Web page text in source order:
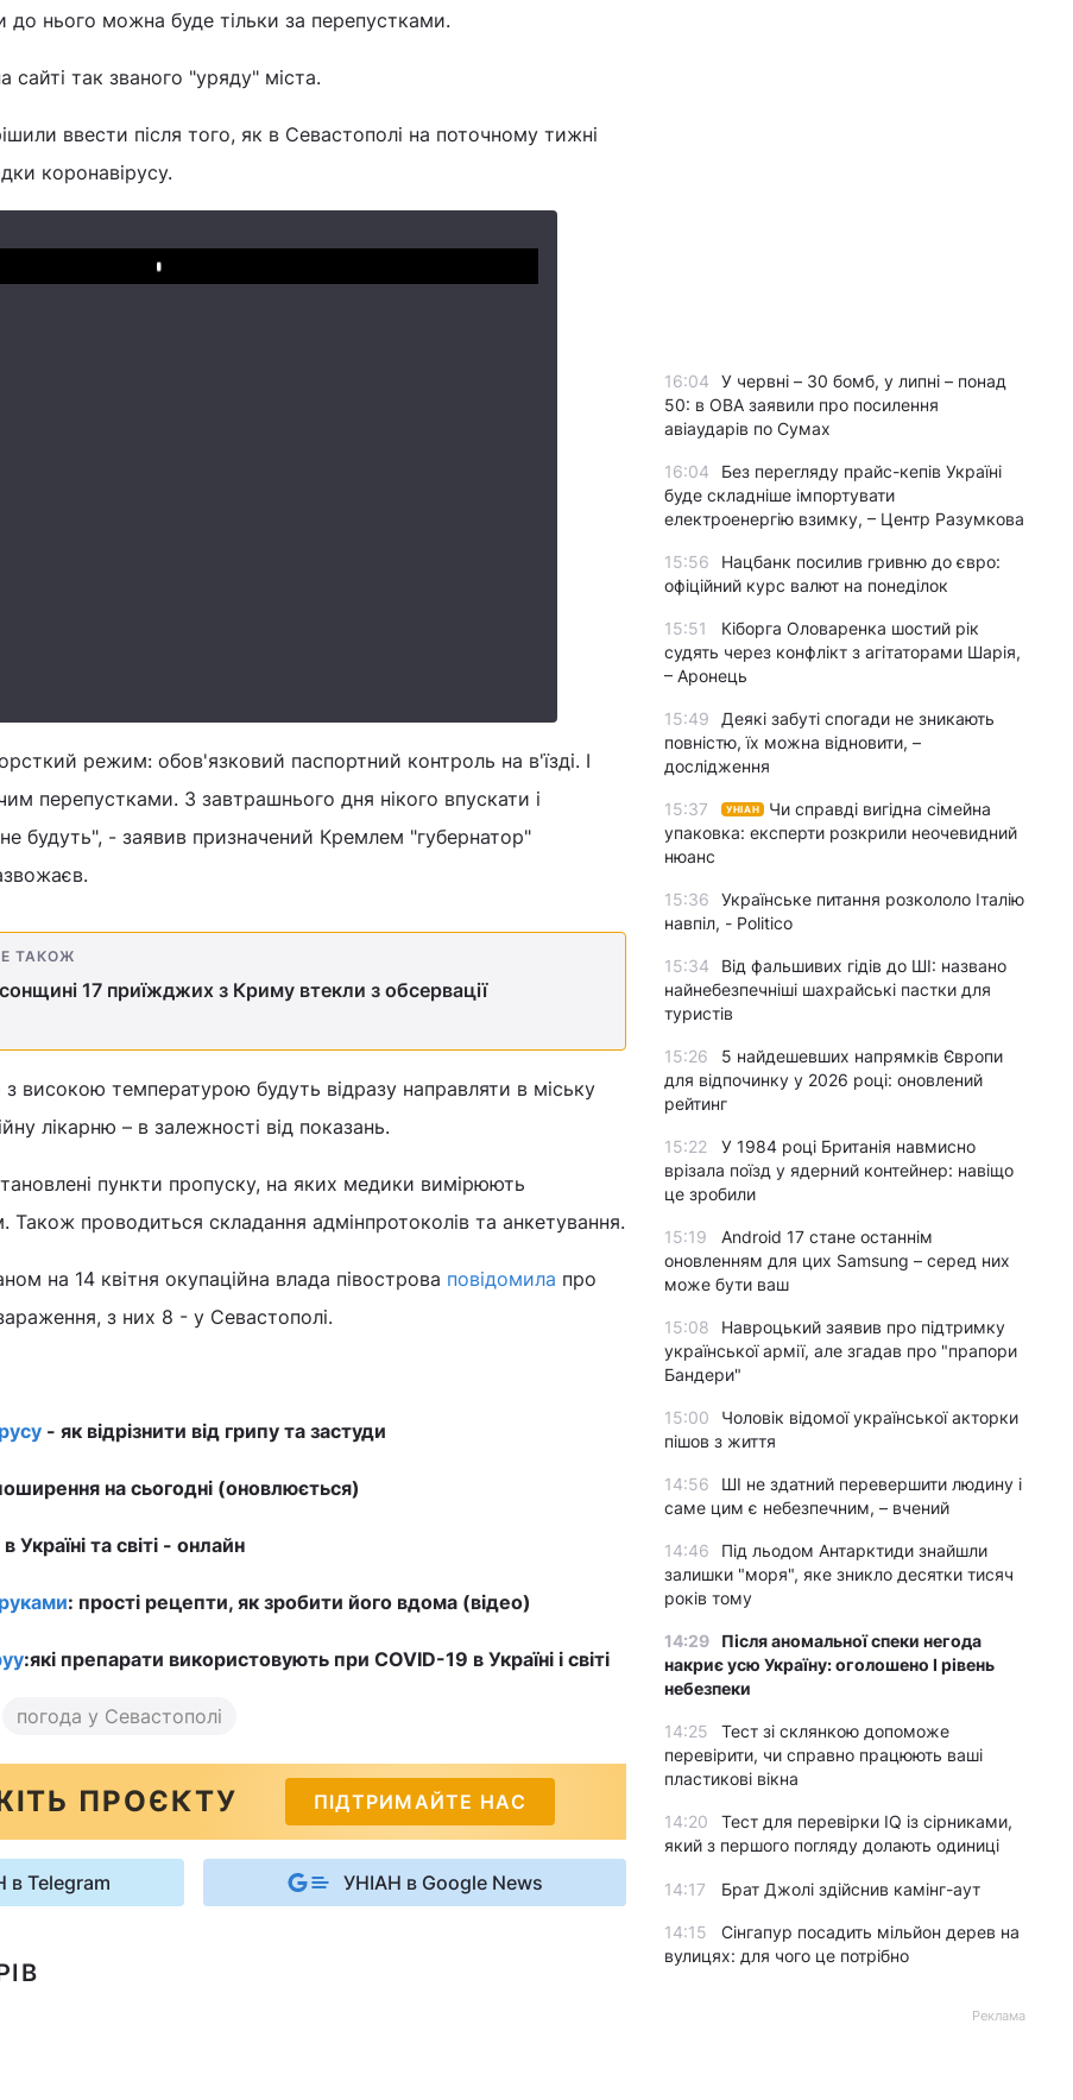
до нього можна буде тільки за перепустками.
сайті так званого "уряду" міста.
ввести після того, як в Севастополі на поточному тижні
коронавірусу.
Play
режим: обов'язковий паспортний контроль на в'їзді. І
перепустками. З завтрашнього дня нікого впускати і
будуть", - заявив призначений Кремлем "губернатор"
ТАКОЖ
17 приїжджих з Криму втекли з обсервації
високою температурою будуть відразу направляти в міську
лікарню – в залежності від показань.
пункти пропуску, на яких медики вимірюють
проводиться складання адмінпротоколів та анкетування.
на 14 квітня окупаційна влада півострова повідомила про
з них 8 - у Севастополі.
- як відрізнити від грипу та застуди
на сьогодні (оновлюється)
в Україні та світі - онлайн
: прості рецепти, як зробити його вдома (відео)
:які препарати використовують при COVID-19 в Україні і світі
погода у Севастополі
ПРОЄКТУ ПІДТРИМАЙТЕ НАС
в Telegram УНІАН в Google News
16:04
У червні – 30 бомб, у липні – понад
50: в ОВА заявили про посилення
авіаударів по Сумах
16:04
Без перегляду прайс-кепів Україні
буде складніше імпортувати
електроенергію взимку, – Центр Разумкова
15:56
Нацбанк посилив гривню до євро:
офіційний курс валют на понеділок
15:51
Кіборга Оловаренка шостий рік
судять через конфлікт з агітаторами Шарія,
– Аронець
15:49
Деякі забуті спогади не зникають
повністю, їх можна відновити, –
дослідження
15:37 УНІАН
Чи справді вигідна сімейна
упаковка: експерти розкрили неочевидний
нюанс
15:36
Українське питання розкололо Італію
навпіл, - Politico
15:34
Від фальшивих гідів до ШІ: названо
найнебезпечніші шахрайські пастки для
туристів
15:26
5 найдешевших напрямків Європи
для відпочинку у 2026 році: оновлений
рейтинг
15:22
У 1984 році Британія навмисно
врізала поїзд у ядерний контейнер: навіщо
це зробили
15:19
Android 17 стане останнім
оновленням для цих Samsung – серед них
може бути ваш
15:08
Навроцький заявив про підтримку
української армії, але згадав про "прапори
Бандери"
15:00
Чоловік відомої української акторки
пішов з життя
14:56
ШІ не здатний перевершити людину і
саме цим є небезпечним, – вчений
14:46
Під льодом Антарктиди знайшли
залишки "моря", яке зникло десятки тисяч
років тому
14:29
Після аномальної спеки негода
накриє усю Україну: оголошено І рівень
небезпеки
14:25
Тест зі склянкою допоможе
перевірити, чи справно працюють ваші
пластикові вікна
14:20
Тест для перевірки IQ із сірниками,
який з першого погляду долають одиниці
14:17 Брат Джолі здійснив камінг-аут
14:15
Сінгапур посадить мільйон дерев на
вулицях: для чого це потрібно
Реклама